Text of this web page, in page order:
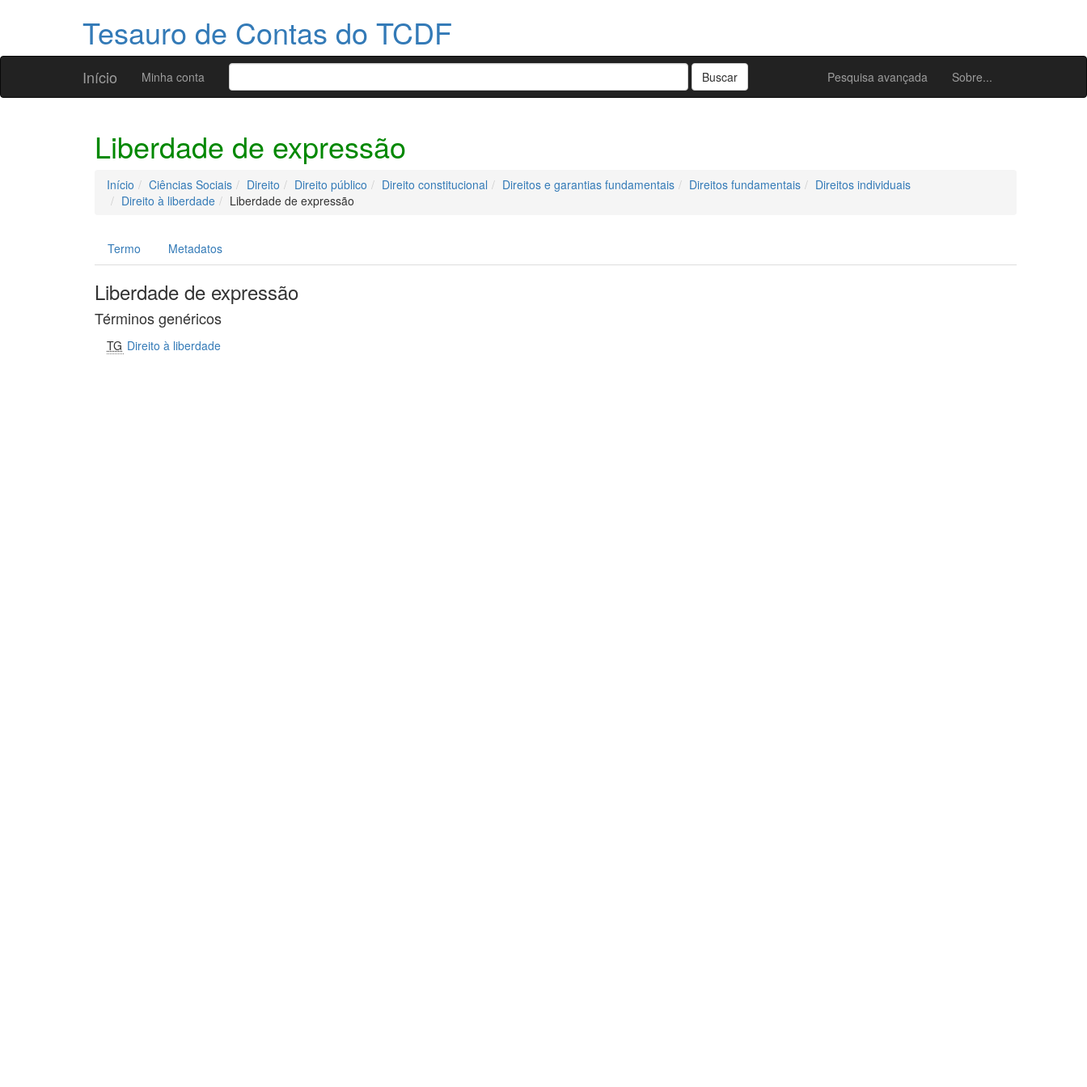
Tesauro de Contas do TCDF
Início Pesquisa avançada Sobre...
Minha conta
Liberdade de expressão
Início Ciências Sociais Direito Direito público Direito constitucional Direitos e garantias fundamentais Direitos fundamentais
Direitos individuais
Direito à liberdade
Liberdade de expressão
Termo Metadatos
Liberdade de expressão
Términos genéricos
TG Direito à liberdade